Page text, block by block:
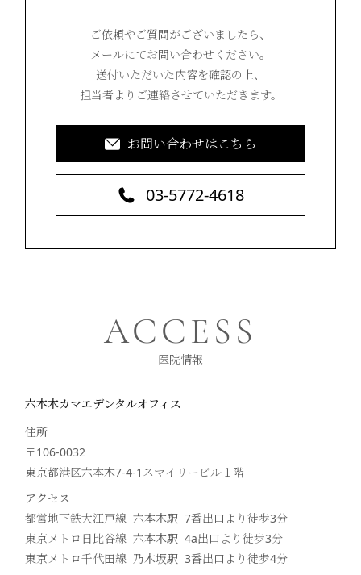
ご依頼やご質問がございましたら、
メールにてお問い合わせください。
送付いただいた内容を確認の上、
担当者よりご連絡させていただきます。
お問い合わせはこちら
03-5772-4618
ACCESS
医院情報
六本木カマエデンタルオフィス
住所
〒106-0032
東京都港区六本木7-4-1スマイリービル１階
アクセス
都営地下鉄大江戸線 六本木駅 7番出口より徒歩3分
東京メトロ日比谷線 六本木駅 4a出口より徒歩3分
東京メトロ千代田線 乃木坂駅 3番出口より徒歩4分